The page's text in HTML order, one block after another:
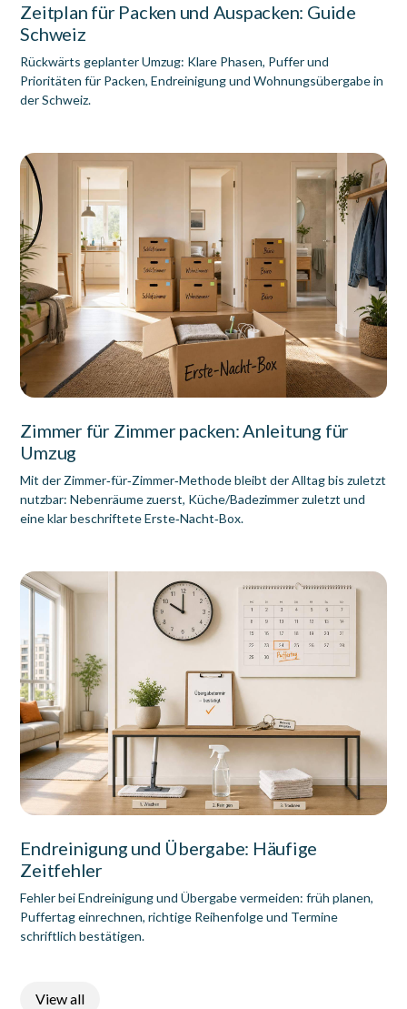
Zeitplan für Packen und Auspacken: Guide
Schweiz
Rückwärts geplanter Umzug: Klare Phasen, Puffer und
Prioritäten für Packen, Endreinigung und Wohnungsübergabe in
der Schweiz.
Zimmer für Zimmer packen: Anleitung für
Umzug
Mit der Zimmer‑für‑Zimmer‑Methode bleibt der Alltag bis zuletzt
nutzbar: Nebenräume zuerst, Küche/Badezimmer zuletzt und
eine klar beschriftete Erste‑Nacht‑Box.
Endreinigung und Übergabe: Häufige
Zeitfehler
Fehler bei Endreinigung und Übergabe vermeiden: früh planen,
Puffertag einrechnen, richtige Reihenfolge und Termine
schriftlich bestätigen.
View all